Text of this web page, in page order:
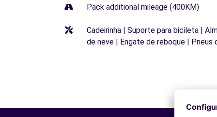
Pack additional mileage (400KM)
Cadeirinha | Suporte para bicileta |
de neve | Engate de reboque | Pneus